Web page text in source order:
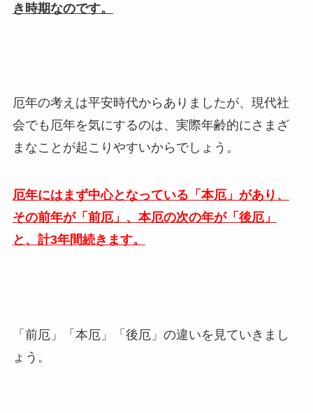
き時期なのです。
厄年の考えは平安時代からありましたが、現代社
会でも厄年を気にするのは、実際年齢的にさまざ
まなことが起こりやすいからでしょう。
厄年にはまず中心となっている「本厄」があり、
その前年が「前厄」、本厄の次の年が「後厄」
と、計3年間続きます。
「前厄」「本厄」「後厄」の違いを見ていきまし
ょう。